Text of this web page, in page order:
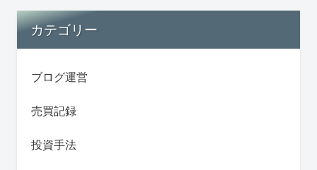
カテゴリー
ブログ運営
売買記録
投資手法